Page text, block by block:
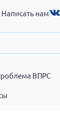
Написать нам
ВПРС